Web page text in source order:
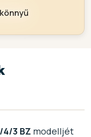
3 BZ modelljét